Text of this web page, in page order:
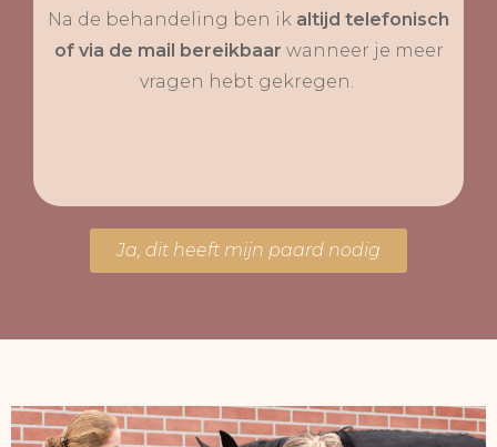
Na de behandeling ben ik altijd telefonisch
of via de mail bereikbaar wanneer je meer
vragen hebt gekregen.
Ja, dit heeft mijn paard nodig